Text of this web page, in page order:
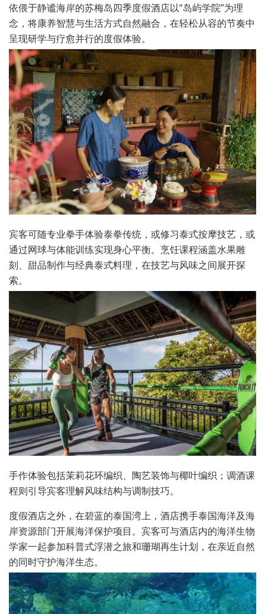
依偎于静谧海岸的苏梅岛四季度假酒店以“岛屿学院”为理
念，将康养智慧与生活方式自然融合，在轻松从容的节奏中
呈现研学与疗愈并行的度假体验。
宾客可随专业拳手体验泰拳传统，或修习泰式按摩技艺，或
通过网球与体能训练实现身心平衡。烹饪课程涵盖水果雕
刻、甜品制作与经典泰式料理，在技艺与风味之间展开探
索。
手作体验包括茉莉花环编织、陶艺装饰与椰叶编织；调酒课
程则引导宾客理解风味结构与调制技巧。
度假酒店之外，在碧蓝的泰国湾上，酒店携手泰国海洋及海
岸资源部门开展海洋保护项目。宾客可与酒店内的海洋生物
学家一起参加科普式浮潜之旅和珊瑚再生计划，在亲近自然
的同时守护海洋生态。